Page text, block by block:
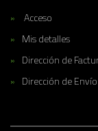
Acceso
Mis detalles
Dirección de
Dirección de Envío